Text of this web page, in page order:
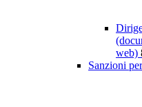
web)
Sanzioni